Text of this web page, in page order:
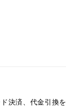
ド決済、代金引換